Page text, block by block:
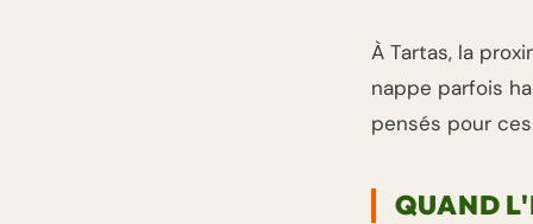
À Tartas, la
nappe parfois
pensés pour
QUAND